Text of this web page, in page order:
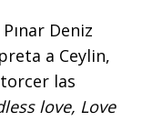
Deniz
a Ceylin,
las
love, Love